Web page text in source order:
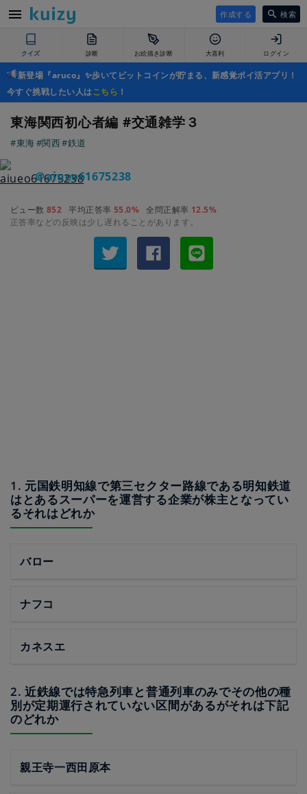
作成する 検索
クイズ 診断 お絵描き診断 大喜利 ログイン
新登場『aruco』✨歩いてビットコインが貯まる、新感覚ポイ活アプリ！
今すぐ挑戦したい人はこちら ！
東海関西初心者編 #交通雑学３
#東海#関西#鉄道
＠aiueo61675238
ビュー数 852 平均正答率 55.0% 全問正解率 12.5%
正答率などの反映は少し遅れることがあります。
1. 元国鉄明知線で第三セクター路線である明知鉄道
はとあるスーパーを運営する企業が株主となってい
るそれはどれか
バロー
ナフコ
カネスエ
2. 近鉄線では特急列車と普通列車のみでその他の種
別が定期運行されていない区間があるがそれは下記
のどれか
親王寺一西田原本